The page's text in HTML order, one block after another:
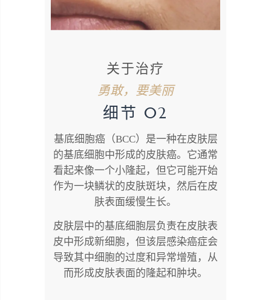
关于治疗
勇敢，要美丽
细节 02
基底细胞癌（BCC）是一种在皮肤层
的基底细胞中形成的皮肤癌。它通常
看起来像一个小隆起，但它可能开始
作为一块鳞状的皮肤斑块，然后在皮
肤表面缓慢生长。
皮肤层中的基底细胞层负责在皮肤表
皮中形成新细胞，但该层感染癌症会
导致其中细胞的过度和异常增殖，从
而形成皮肤表面的隆起和肿块。